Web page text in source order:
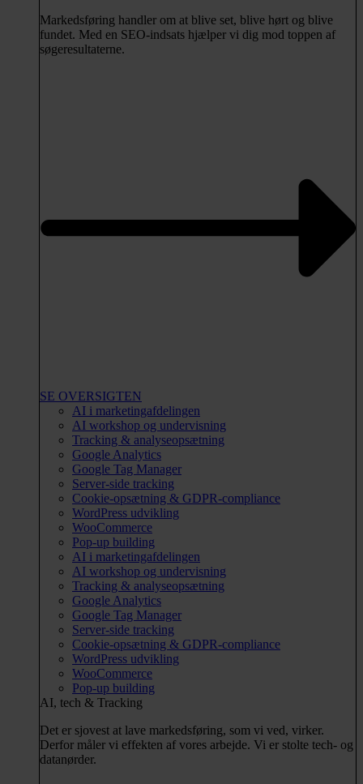
Markedsføring handler om at blive set, blive hørt og blive
fundet. Med en SEO-indsats hjælper vi dig mod toppen af
søgeresultaterne.
SE OVERSIGTEN
AI i marketingafdelingen
AI workshop og undervisning
Tracking & analyseopsætning
Google Analytics
Google Tag Manager
Server-side tracking
Cookie-opsætning & GDPR-compliance
WordPress udvikling
WooCommerce
Pop-up building
AI i marketingafdelingen
AI workshop og undervisning
Tracking & analyseopsætning
Google Analytics
Google Tag Manager
Server-side tracking
Cookie-opsætning & GDPR-compliance
WordPress udvikling
WooCommerce
Pop-up building
AI, tech & Tracking
Det er sjovest at lave markedsføring, som vi ved, virker.
Derfor måler vi effekten af vores arbejde. Vi er stolte tech- og
datanørder.